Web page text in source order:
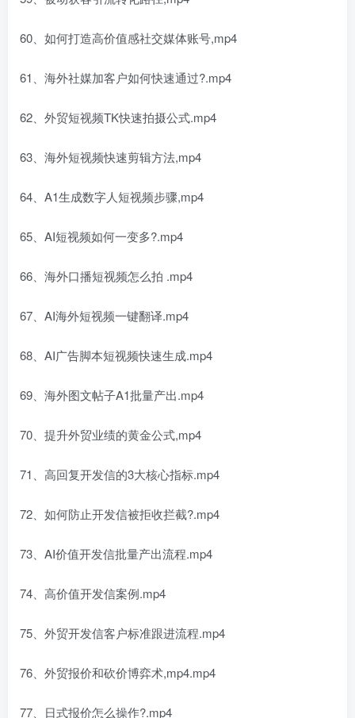
60、如何打造高价值感社交媒体账号,mp4
61、海外社媒加客户如何快速通过?.mp4
62、外贸短视频TK快速拍摄公式.mp4
63、海外短视频快速剪辑方法,mp4
64、A1生成数字人短视频步骤,mp4
65、AI短视频如何一变多?.mp4
66、海外口播短视频怎么拍 .mp4
67、AI海外短视频一键翻译.mp4
68、AI广告脚本短视频快速生成.mp4
69、海外图文帖子A1批量产出.mp4
70、提升外贸业绩的黄金公式,mp4
71、高回复开发信的3大核心指标.mp4
72、如何防止开发信被拒收拦截?.mp4
73、AI价值开发信批量产出流程.mp4
74、高价值开发信案例.mp4
75、外贸开发信客户标准跟进流程.mp4
76、外贸报价和砍价博弈术,mp4.mp4
77、日式报价怎么操作?.mp4